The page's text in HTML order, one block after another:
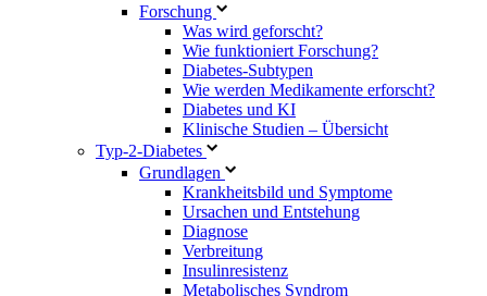
Forschung
Was wird geforscht?
Wie funktioniert Forschung?
Diabetes-Subtypen
Wie werden Medikamente erforscht?
Diabetes und KI
Klinische Studien – Übersicht
Typ-2-Diabetes
Grundlagen
Krankheitsbild und Symptome
Ursachen und Entstehung
Diagnose
Verbreitung
Insulinresistenz
Metabolisches Syndrom